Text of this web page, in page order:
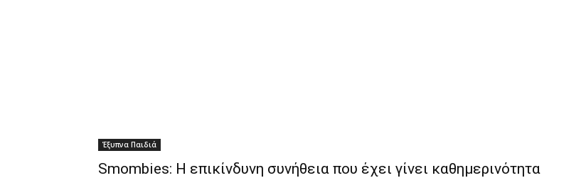
Έξυπνα Παιδιά
Smombies: Η επικίνδυνη συνήθεια που έχει γίνει καθημερινότητα